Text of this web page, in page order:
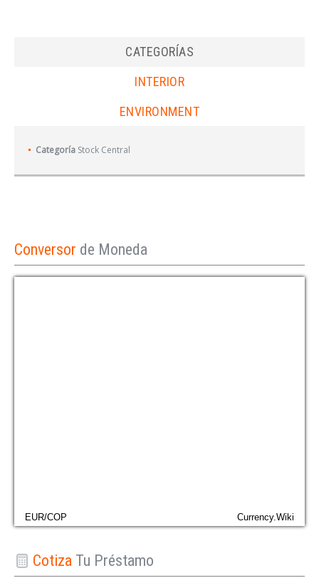
CATEGORÍAS
INTERIOR
ENVIRONMENT
Categoría Stock Central
Conversor de Moneda
EUR/COP Currency.Wiki
Cotiza Tu Préstamo